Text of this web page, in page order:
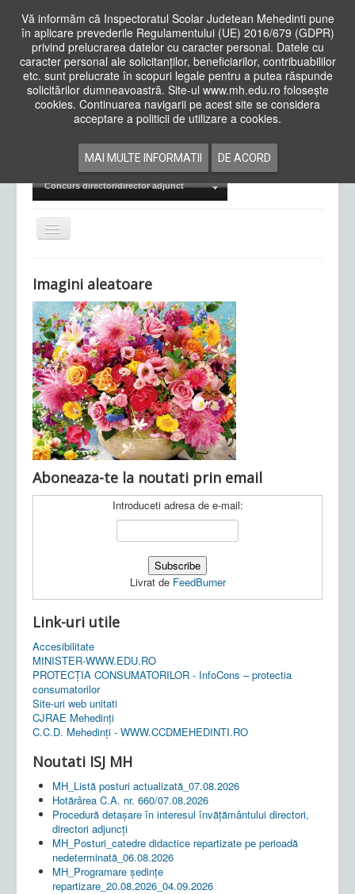
Vă informăm că Inspectoratul Scolar Judetean Mehedinti pune
în aplicare prevederile Regulamentului (UE) 2016/679 (GDPR)
privind prelucrarea datelor cu caracter personal. Datele cu
caracter personal ale solicitanților, beneficiarilor, contribuabililor
etc. sunt prelucrate în scopuri legale pentru a putea răspunde
solicitărilor dumneavoastră. Site-ul www.mh.edu.ro folosește
cookies. Continuarea navigarii pe acest site se considera
acceptare a politicii de utilizare a cookies.
MAI MULTE INFORMATII DE ACORD
Cauta
in
siteAcasa Cadre Didactice
Examene Naționale
Concurs director/director adjunct
Comută
navigarea
Ultimele articole: Vi, 04.11.2022 -Inspectoratul Școlar
Județean Mehedinți
Imagini aleatoare
Aboneaza-te la noutati prin email
Introduceti adresa de e-mail:
Livrat de FeedBurner
Link-uri utile
Accesibilitate
MINISTER-WWW.EDU.RO
PROTECȚIA CONSUMATORILOR - InfoCons – protectia
consumatorilor
Site-uri web unitati
CJRAE Mehedinți
C.C.D. Mehedinţi - WWW.CCDMEHEDINTI.RO
Noutati ISJ MH
MH_Listă posturi actualizată_07.08.2026
Hotărârea C.A. nr. 660/07.08.2026
Procedură detașare în interesul învățământului directori,
directori adjuncți
MH_Posturi_catedre didactice repartizate pe perioadă
nedeterminată_06.08.2026
MH_Programare ședințe
repartizare_20.08.2026_04.09.2026